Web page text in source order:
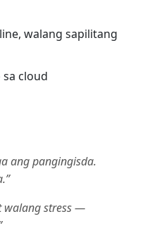
walang sapilitang
cloud
ang pangingisda.
walang stress —